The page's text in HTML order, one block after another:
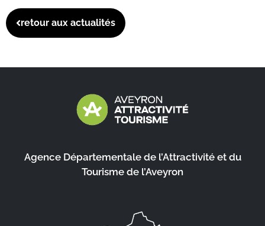
retour aux actualités
Agence Départementale de l’Attractivité et du
Tourisme de l’Aveyron